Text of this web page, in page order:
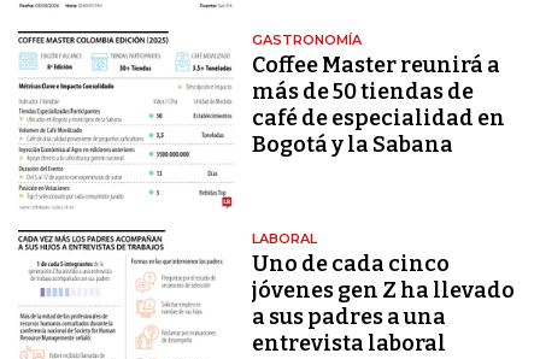
GASTRONOMÍA
Coffee Master reunirá a
más de 50 tiendas de
café de especialidad en
Bogotá y la Sabana
LABORAL
Uno de cada cinco
jóvenes gen Z ha llevado
a sus padres a una
entrevista laboral